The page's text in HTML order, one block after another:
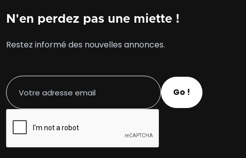
N'en perdez pas une miette !
Restez informé des nouvelles annonces.